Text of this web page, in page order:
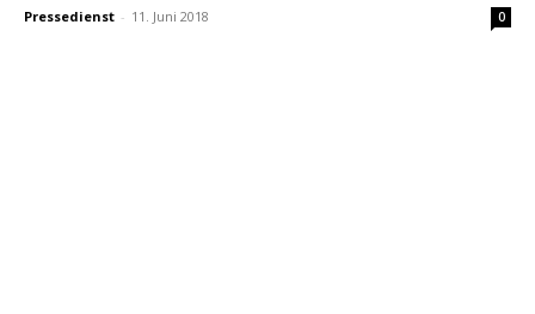
Pressedienst - 11. Juni 2018 0